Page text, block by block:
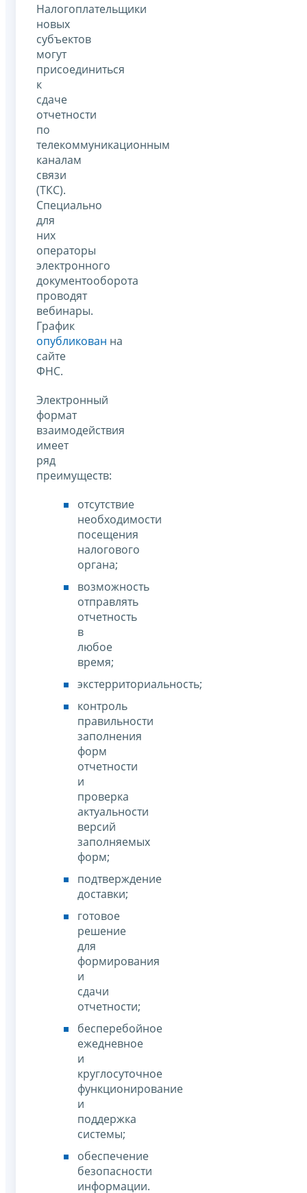
Налогоплательщики
новых
субъектов
могут
присоединиться
к
сдаче
отчетности
по
телекоммуникационным
каналам
связи
(ТКС).
Специально
для
них
операторы
электронного
документооборота
проводят
вебинары.
График
опубликован на
сайте
ФНС.
Электронный
формат
взаимодействия
имеет
ряд
преимуществ:
отсутствие
необходимости
посещения
налогового
органа;
возможность
отправлять
отчетность
в
любое
время;
экстерриториальность;
контроль
правильности
заполнения
форм
отчетности
и
проверка
актуальности
версий
заполняемых
форм;
подтверждение
доставки;
готовое
решение
для
формирования
и
сдачи
отчетности;
бесперебойное
ежедневное
и
круглосуточное
функционирование
и
поддержка
системы;
обеспечение
безопасности
информации.